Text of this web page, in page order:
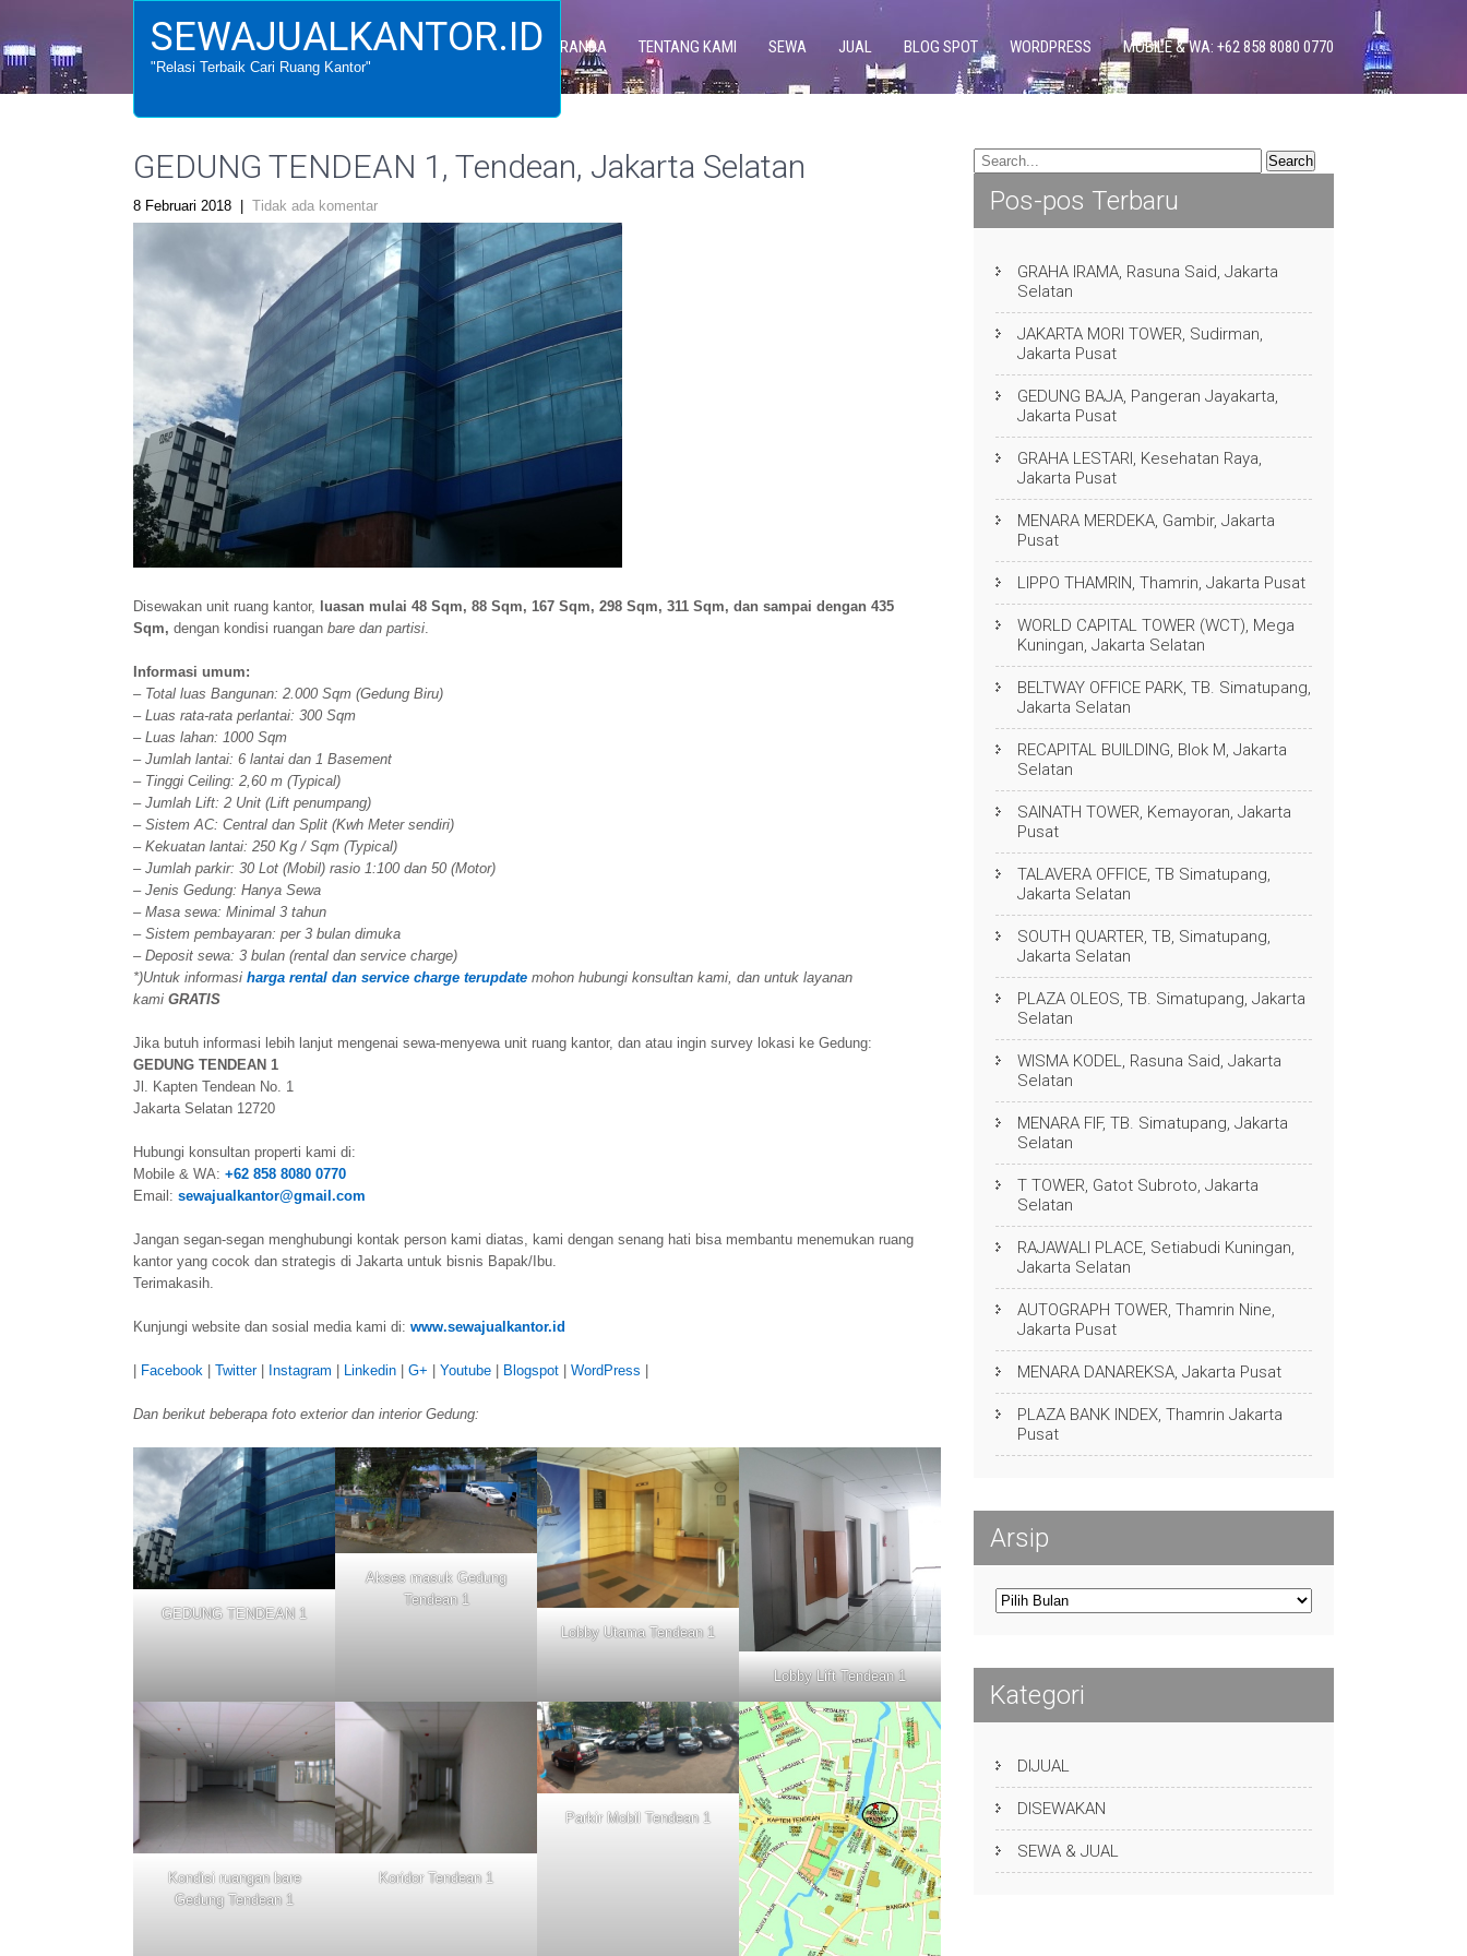
SEWAJUALKANTOR.ID
"Relasi Terbaik Cari Ruang Kantor"
BERANDA TENTANG KAMI SEWA JUAL BLOG SPOT WORDPRESS MOBILE & WA: +62 858 8080 0770
GEDUNG TENDEAN 1, Tendean, Jakarta Selatan
8 Februari 2018 Tidak ada komentar
Disewakan unit ruang kantor, luasan mulai 48 Sqm, 88 Sqm, 167 Sqm, 298 Sqm, 311 Sqm, dan sampai dengan 435
Sqm, dengan kondisi ruangan bare dan partisi.
Informasi umum:
– Total luas Bangunan: 2.000 Sqm (Gedung Biru)
– Luas rata-rata perlantai: 300 Sqm
– Luas lahan: 1000 Sqm
– Jumlah lantai: 6 lantai dan 1 Basement
– Tinggi Ceiling: 2,60 m (Typical)
– Jumlah Lift: 2 Unit (Lift penumpang)
– Sistem AC: Central dan Split (Kwh Meter sendiri)
– Kekuatan lantai: 250 Kg / Sqm (Typical)
– Jumlah parkir: 30 Lot (Mobil) rasio 1:100 dan 50 (Motor)
– Jenis Gedung: Hanya Sewa
– Masa sewa: Minimal 3 tahun
– Sistem pembayaran: per 3 bulan dimuka
– Deposit sewa: 3 bulan (rental dan service charge)
*)Untuk informasi harga rental dan service charge terupdate mohon hubungi konsultan kami, dan untuk layanan
kami GRATIS
Jika butuh informasi lebih lanjut mengenai sewa-menyewa unit ruang kantor, dan atau ingin survey lokasi ke Gedung:
GEDUNG TENDEAN 1
Jl. Kapten Tendean No. 1
Jakarta Selatan 12720
Hubungi konsultan properti kami di:
Mobile & WA: +62 858 8080 0770
Email: sewajualkantor@gmail.com
Jangan segan-segan menghubungi kontak person kami diatas, kami dengan senang hati bisa membantu menemukan ruang
kantor yang cocok dan strategis di Jakarta untuk bisnis Bapak/Ibu.
Terimakasih.
Kunjungi website dan sosial media kami di: www.sewajualkantor.id
Facebook Twitter| Instagram Linkedin G+ Youtube Blogspot WordPress
Dan berikut beberapa foto exterior dan interior Gedung:
GEDUNG TENDEAN 1
Akses masuk Gedung
Tendean 1
Lobby Utama Tendean 1
Lobby Lift Tendean 1
Kondisi ruangan bare
Gedung Tendean 1
Koridor Tendean 1
Parkir Mobil Tendean 1
Pos-pos Terbaru
GRAHA IRAMA, Rasuna Said, Jakarta
Selatan
JAKARTA MORI TOWER, Sudirman,
Jakarta Pusat
GEDUNG BAJA, Pangeran Jayakarta,
Jakarta Pusat
GRAHA LESTARI, Kesehatan Raya,
Jakarta Pusat
MENARA MERDEKA, Gambir, Jakarta
Pusat
LIPPO THAMRIN, Thamrin, Jakarta Pusat
WORLD CAPITAL TOWER (WCT), Mega
Kuningan, Jakarta Selatan
BELTWAY OFFICE PARK, TB. Simatupang,
Jakarta Selatan
RECAPITAL BUILDING, Blok M, Jakarta
Selatan
SAINATH TOWER, Kemayoran, Jakarta
Pusat
TALAVERA OFFICE, TB Simatupang,
Jakarta Selatan
SOUTH QUARTER, TB, Simatupang,
Jakarta Selatan
PLAZA OLEOS, TB. Simatupang, Jakarta
Selatan
WISMA KODEL, Rasuna Said, Jakarta
Selatan
MENARA FIF, TB. Simatupang, Jakarta
Selatan
T TOWER, Gatot Subroto, Jakarta
Selatan
RAJAWALI PLACE, Setiabudi Kuningan,
Jakarta Selatan
AUTOGRAPH TOWER, Thamrin Nine,
Jakarta Pusat
MENARA DANAREKSA, Jakarta Pusat
PLAZA BANK INDEX, Thamrin Jakarta
Pusat
Arsip
Arsip
Kategori
DIJUAL
DISEWAKAN
SEWA & JUAL